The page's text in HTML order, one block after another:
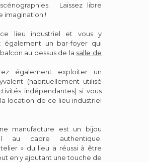
Laissez libre
imagination !
ce lieu industriel et vous y
également un bar-foyer qui
au dessus de la salle de
également exploiter un
(habituellement utilisé
indépendantes) si vous
location de ce lieu industriel
manufacture est un bijou
au cadre authentique.
» du lieu a réussi à être
en y ajoutant une touche de